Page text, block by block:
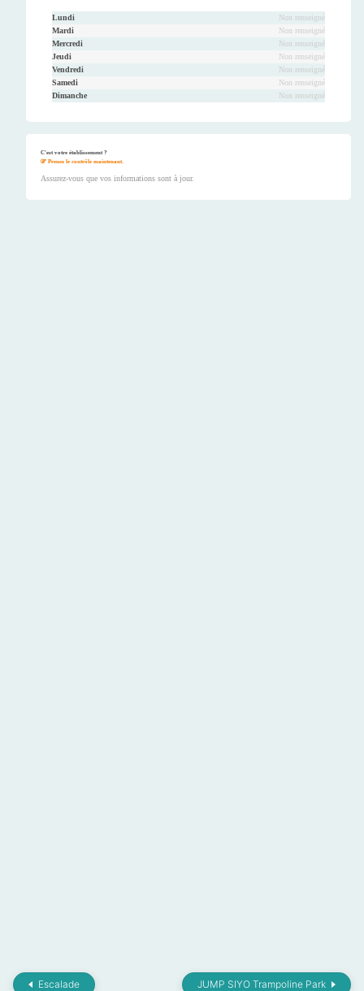
Lundi
Non renseigné
Mardi
Non renseigné
Mercredi
Non renseigné
Jeudi
Non renseigné
Vendredi
Non renseigné
Samedi
Non renseigné
Dimanche
Non renseigné
C'est votre établissement ?
Prenez le contrôle maintenant.
Assurez-vous que vos informations sont à jour.
Escalade JUMP SIYO Trampoline Park